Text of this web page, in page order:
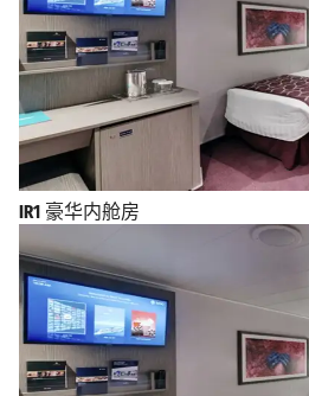
IR1 豪华内舱房